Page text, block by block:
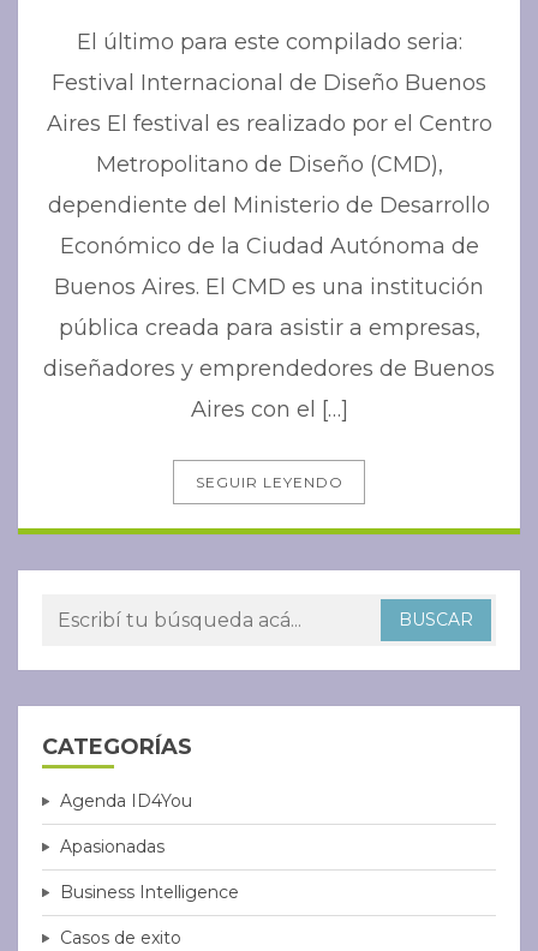
El último para este compilado seria:
Festival Internacional de Diseño Buenos
Aires El festival es realizado por el Centro
Metropolitano de Diseño (CMD),
dependiente del Ministerio de Desarrollo
Económico de la Ciudad Autónoma de
Buenos Aires. El CMD es una institución
pública creada para asistir a empresas,
diseñadores y emprendedores de Buenos
Aires con el […]
SEGUIR LEYENDO
CATEGORÍAS
Agenda ID4You
Apasionadas
Business Intelligence
Casos de exito